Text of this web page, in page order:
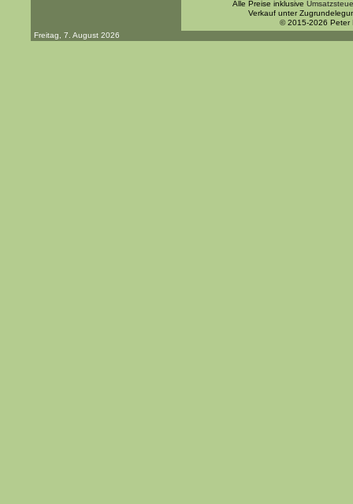
Alle Preise inklusive
Verkauf unter
© 2015-2026 Peter
Freitag, 7. August 2026